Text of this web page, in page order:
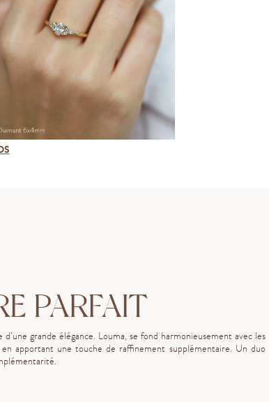
PARFAIT
grande élégance. Louma, se fond harmonieusement avec les
apportant une touche de raffinement supplémentaire. Un duo